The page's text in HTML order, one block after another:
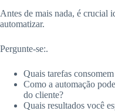
Antes de mais nada, é crucial
automatizar.
Pergunte-se:.
Quais tarefas
Como a automação
do cliente?
Quais resultados você